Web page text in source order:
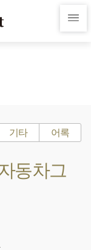
기타 어록
동차그